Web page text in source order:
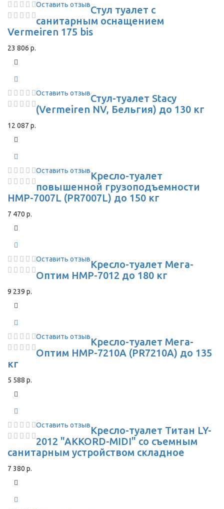
Оставить отзывСтул туалет с
санитарным оснащением
Vermeiren 175 bis
23 806 р.
Оставить отзывСтул-туалет Stacy
(Vermeiren NV, Бельгия) до 130 кг
12 087 р.
Оставить отзывКресло-туалет
повышенной грузоподъемности
HMP-7007L (PR7007L) до 150 кг
7 470 р.
Оставить отзывКресло-туалет Мега-
Оптим HMP-7012 до 180 кг
9 239 р.
Оставить отзывКресло-туалет Мега-
Оптим HMP-7210A (PR7210A) до 135
кг
5 588 р.
Оставить отзывКресло-туалет Титан LY-
2012 "AKKORD-MIDI" со съемным
санитарным устройством складное
7 380 р.